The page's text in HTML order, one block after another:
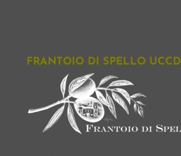
FRANTOIO DI SPELLO UCCD